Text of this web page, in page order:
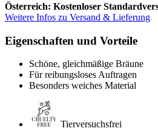
Österreich: Kostenloser
Weitere Infos zu Versand & Lieferung
Eigenschaften und Vorteile
Schöne, gleichmäßige Bräune
Für reibungsloses Auftragen
Besonders weiches Material
Tierversuchsfrei